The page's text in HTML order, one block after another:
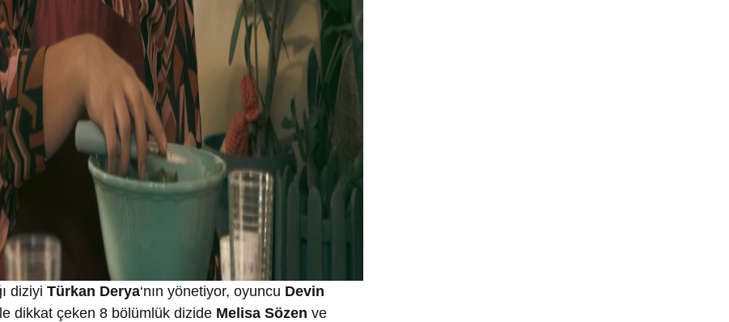
diziyi Türkan Derya‘nın yönetiyor, oyuncu Devin
dikkat çeken 8 bölümlük dizide Melisa Sözen ve